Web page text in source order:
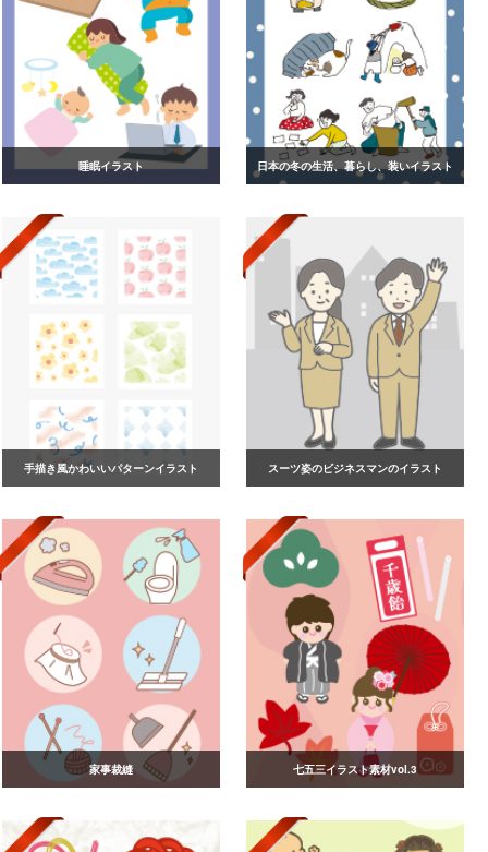
睡眠イラスト 日本の冬の生活、暮らし、装いイラスト
手描き風かわいいパターンイラスト スーツ姿のビジネスマンのイラスト
家事裁縫 七五三イラスト素材vol.3